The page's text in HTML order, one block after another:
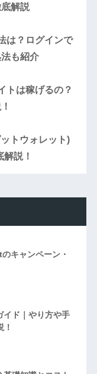
解説
は？ログインで
も紹介
トは稼げるの？
トウォレット)
説！
キャンペーン・
ド｜やり方や手